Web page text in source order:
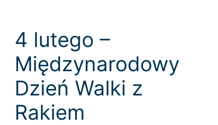
4 lutego –
Międzynarodowy
Dzień Walki z
Rakiem